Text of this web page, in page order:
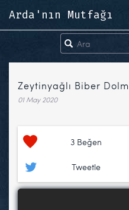
Arda'nın Mutfağı
Zeytinyağlı Biber
01 May 2020
3 Beğen
Tweetle